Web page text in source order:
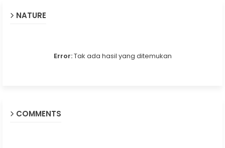
NATURE
Error:Tak ada hasil yang ditemukan
COMMENTS